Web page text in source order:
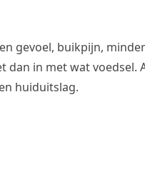
gevoel, buikpijn,
dan in met wat voedsel.
huiduitslag.